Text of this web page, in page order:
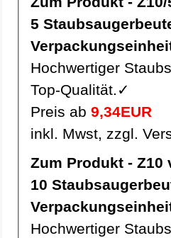
5 Staubsaugerbeutel, Staubbeutel Z10/5Mic pro
Hochwertiger
Top-Qualität.✓
Preis ab 9,34EUR
inkl. Mwst, zzgl.
Zum Produkt - Z10
10 Staubsaugerbeutel, Staubbeutel Z10 pro
Hochwertiger